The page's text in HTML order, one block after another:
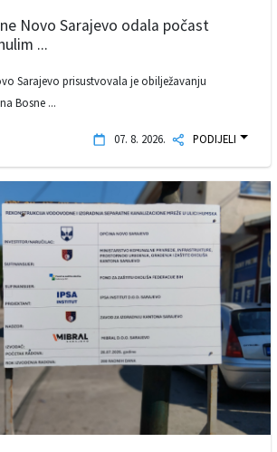
Novo Sarajevo odala počast
...
Sarajevo prisustvovala je obilježavanju
Bosne ...
07. 8. 2026. PODIJELI